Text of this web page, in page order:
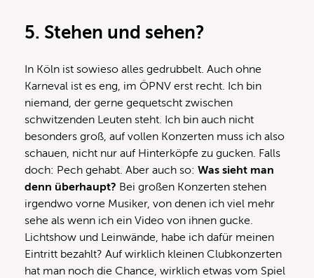
5. Stehen und sehen?
In Köln ist sowieso alles gedrubbelt. Auch ohne
Karneval ist es eng, im ÖPNV erst recht. Ich bin
niemand, der gerne gequetscht zwischen
schwitzenden Leuten steht. Ich bin auch nicht
besonders groß, auf vollen Konzerten muss ich also
schauen, nicht nur auf Hinterköpfe zu gucken. Falls
doch: Pech gehabt. Aber auch so: Was sieht man
denn überhaupt? Bei großen Konzerten stehen
irgendwo vorne Musiker, von denen ich viel mehr
sehe als wenn ich ein Video von ihnen gucke.
Lichtshow und Leinwände, habe ich dafür meinen
Eintritt bezahlt? Auf wirklich kleinen Clubkonzerten
hat man noch die Chance, wirklich etwas vom Spiel